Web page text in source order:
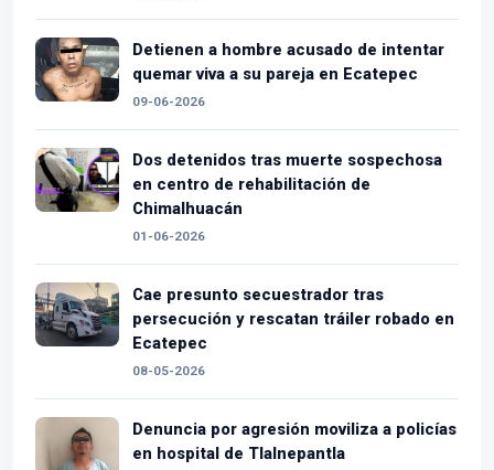
Detienen a hombre acusado de intentar
quemar viva a su pareja en Ecatepec
09-06-2026
Dos detenidos tras muerte sospechosa
en centro de rehabilitación de
Chimalhuacán
01-06-2026
Cae presunto secuestrador tras
persecución y rescatan tráiler robado en
Ecatepec
08-05-2026
Denuncia por agresión moviliza a policías
en hospital de Tlalnepantla